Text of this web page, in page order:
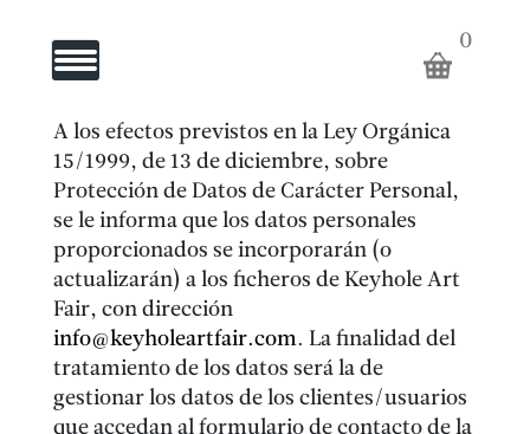
Toggle Navigation
GALERÍA
EL
PUNTO
ROJO
ARTISTAS
KEYHOLE
0
A los efectos previstos en la Ley Orgánica
15/1999, de 13 de diciembre, sobre
Protección de Datos de Carácter Personal,
se le informa que los datos personales
proporcionados se incorporarán (o
actualizarán) a los ficheros de Keyhole Art
Fair, con dirección
info@keyholeartfair.com. La finalidad del
tratamiento de los datos será la de
gestionar los datos de los clientes/usuarios
que accedan al formulario de contacto de la